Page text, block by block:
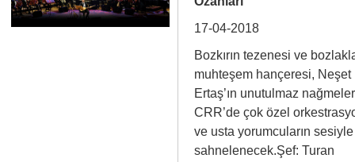
17-04-2018
Bozkırın tezenesi ve
muhteşem hançeresi, Neşet
Ertaş’ın unutulmaz
CRR’de çok özel
ve usta yorumcuların sesiyle
sahnelenecek.Şef: Turan